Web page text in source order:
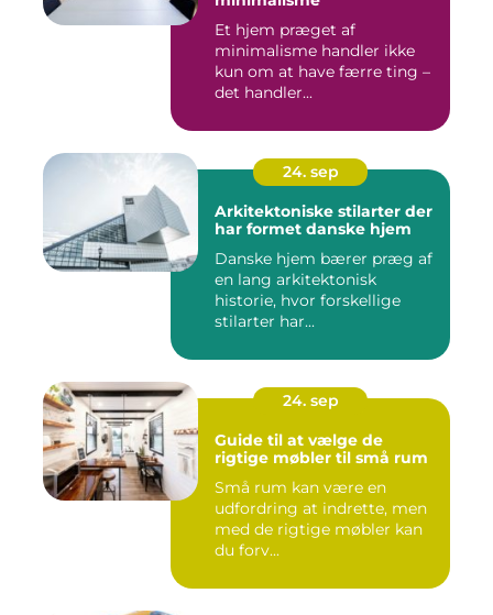
Et hjem præget af
minimalisme handler ikke
kun om at have færre ting –
det handler...
24. sep
Arkitektoniske stilarter der
har formet danske hjem
Danske hjem bærer præg af
en lang arkitektonisk
historie, hvor forskellige
stilarter har...
24. sep
Guide til at vælge de
rigtige møbler til små rum
Små rum kan være en
udfordring at indrette, men
med de rigtige møbler kan
du forv...